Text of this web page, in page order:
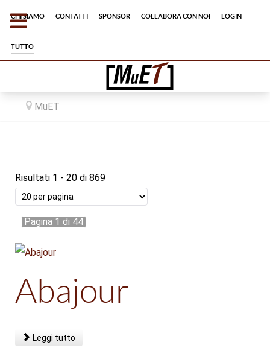
Chi siamo Contatti Sponsor Collabora con noi Login
tutto
MuET
Risultati 1 - 20 di 869
Pagina 1 di 44
Abajour
Leggi tutto